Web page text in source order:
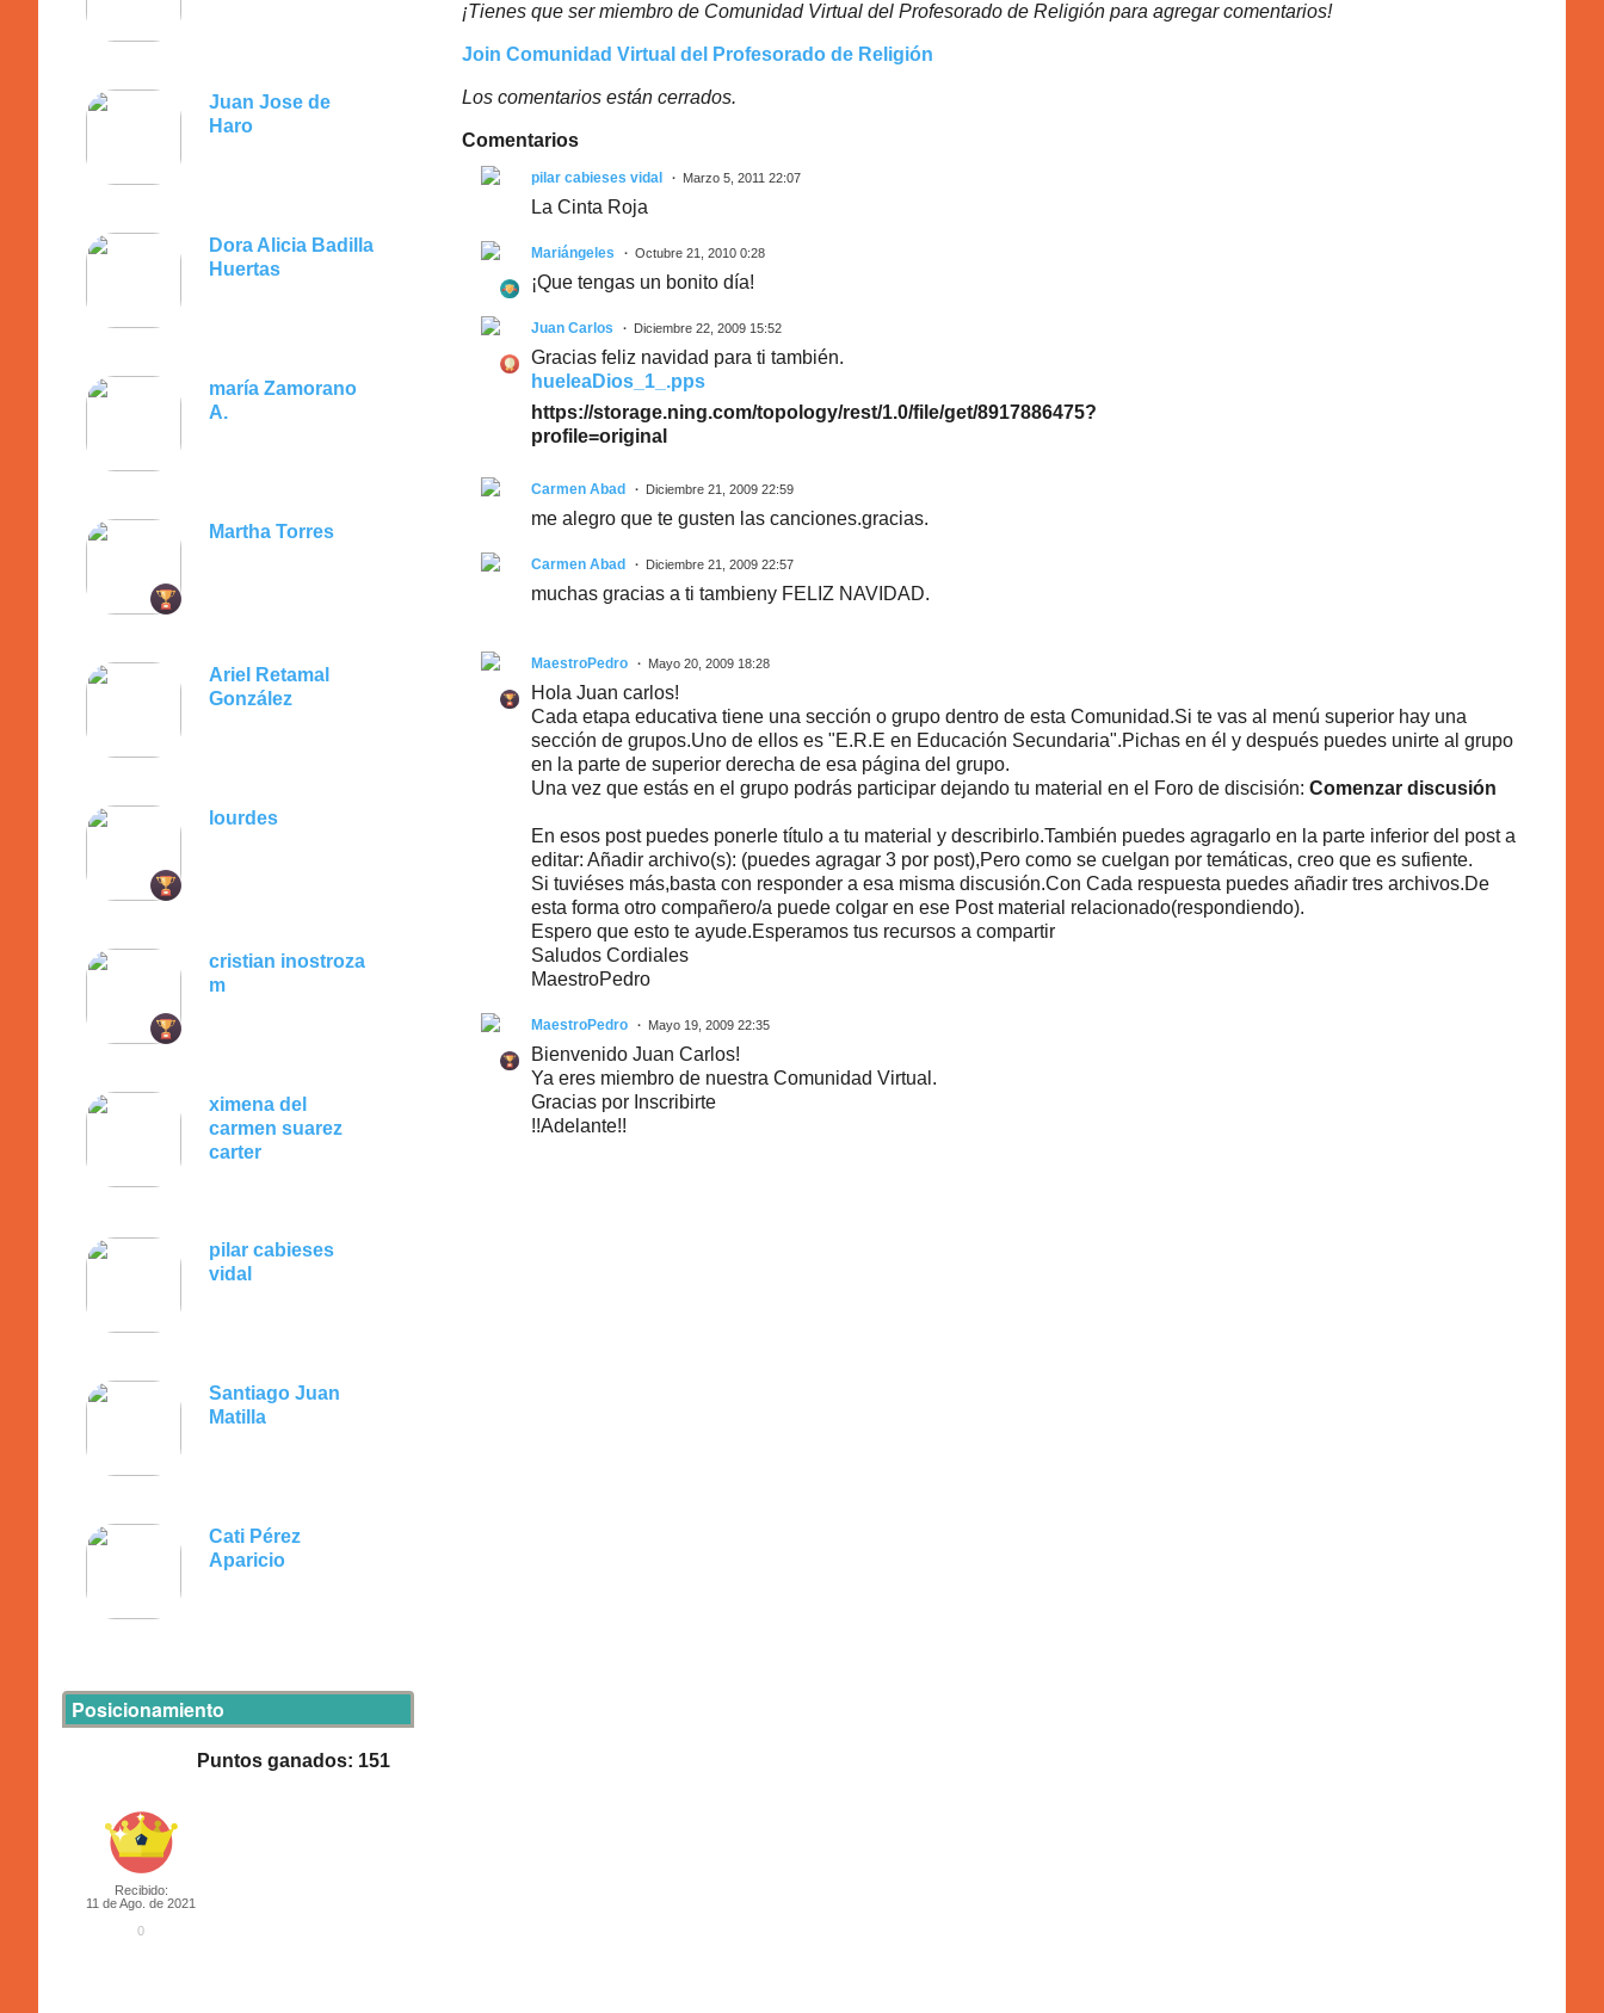
¡Tienes que ser miembro de Comunidad Virtual del Profesorado de Religión para agregar comentarios!
Join Comunidad Virtual del Profesorado de Religión
Los comentarios están cerrados.
Comentarios
pilar cabieses vidal Marzo 5, 2011 22:07
La Cinta Roja
Mariángeles Octubre 21, 2010 0:28
¡Que tengas un bonito día!
Juan Carlos Diciembre 22, 2009 15:52
Gracias feliz navidad para ti también.
hueleaDios_1_.pps
https://storage.ning.com/topology/rest/1.0/file/get/8917886475?
profile=original
Carmen Abad Diciembre 21, 2009 22:59
me alegro que te gusten las canciones.gracias.
Carmen Abad Diciembre 21, 2009 22:57
muchas gracias a ti tambieny FELIZ NAVIDAD.
MaestroPedro Mayo 20, 2009 18:28
Hola Juan carlos!
Cada etapa educativa tiene una sección o grupo dentro de esta Comunidad.Si te vas al menú superior hay una
sección de grupos.Uno de ellos es "E.R.E en Educación Secundaria".Pichas en él y después puedes unirte al grupo
en la parte de superior derecha de esa página del grupo.
Una vez que estás en el grupo podrás participar dejando tu material en el Foro de discisión: Comenzar discusión
En esos post puedes ponerle título a tu material y describirlo.También puedes agragarlo en la parte inferior del post a
editar: Añadir archivo(s): (puedes agragar 3 por post),Pero como se cuelgan por temáticas, creo que es sufiente.
Si tuviéses más,basta con responder a esa misma discusión.Con Cada respuesta puedes añadir tres archivos.De
esta forma otro compañero/a puede colgar en ese Post material relacionado(respondiendo).
Espero que esto te ayude.Esperamos tus recursos a compartir
Saludos Cordiales
MaestroPedro
MaestroPedro Mayo 19, 2009 22:35
Bienvenido Juan Carlos!
Ya eres miembro de nuestra Comunidad Virtual.
Gracias por Inscribirte
!!Adelante!!
Juan Jose de
Haro
Dora Alicia Badilla
Huertas
maría Zamorano
A.
Martha Torres
Ariel Retamal
González
lourdes
cristian inostroza
m
ximena del
carmen suarez
carter
pilar cabieses
vidal
Santiago Juan
Matilla
Cati Pérez
Aparicio
Posicionamiento
Puntos ganados: 151
Recibido:
11 de Ago. de 2021
0